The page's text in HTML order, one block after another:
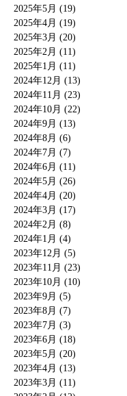
2025年5月 (19)
2025年4月 (19)
2025年3月 (20)
2025年2月 (11)
2025年1月 (11)
2024年12月 (13)
2024年11月 (23)
2024年10月 (22)
2024年9月 (13)
2024年8月 (6)
2024年7月 (7)
2024年6月 (11)
2024年5月 (26)
2024年4月 (20)
2024年3月 (17)
2024年2月 (8)
2024年1月 (4)
2023年12月 (5)
2023年11月 (23)
2023年10月 (10)
2023年9月 (5)
2023年8月 (7)
2023年7月 (3)
2023年6月 (18)
2023年5月 (20)
2023年4月 (13)
2023年3月 (11)